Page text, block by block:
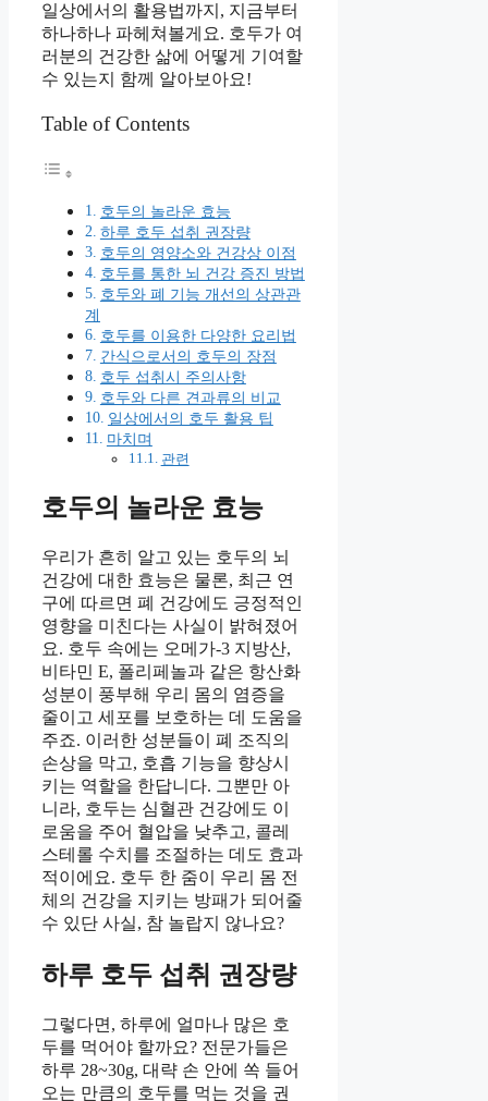
일상에서의 활용법까지, 지금부터
하나하나 파헤쳐볼게요. 호두가 여
러분의 건강한 삶에 어떻게 기여할
수 있는지 함께 알아보아요!
Table of Contents
호두의 놀라운 효능
하루 호두 섭취 권장량
호두의 영양소와 건강상 이점
호두를 통한 뇌 건강 증진 방법
호두와 폐 기능 개선의 상관관
계
호두를 이용한 다양한 요리법
간식으로서의 호두의 장점
호두 섭취시 주의사항
호두와 다른 견과류의 비교
일상에서의 호두 활용 팁
마치며
관련
호두의 놀라운 효능
우리가 흔히 알고 있는 호두의 뇌
건강에 대한 효능은 물론, 최근 연
구에 따르면 폐 건강에도 긍정적인
영향을 미친다는 사실이 밝혀졌어
요. 호두 속에는 오메가-3 지방산,
비타민 E, 폴리페놀과 같은 항산화
성분이 풍부해 우리 몸의 염증을
줄이고 세포를 보호하는 데 도움을
주죠. 이러한 성분들이 폐 조직의
손상을 막고, 호흡 기능을 향상시
키는 역할을 한답니다. 그뿐만 아
니라, 호두는 심혈관 건강에도 이
로움을 주어 혈압을 낮추고, 콜레
스테롤 수치를 조절하는 데도 효과
적이에요. 호두 한 줌이 우리 몸 전
체의 건강을 지키는 방패가 되어줄
수 있단 사실, 참 놀랍지 않나요?
하루 호두 섭취 권장량
그렇다면, 하루에 얼마나 많은 호
두를 먹어야 할까요? 전문가들은
하루 28~30g, 대략 손 안에 쏙 들어
오는 만큼의 호두를 먹는 것을 권